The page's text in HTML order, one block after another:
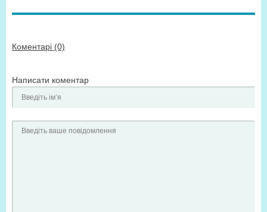
Коментарі (0)
Написати коментар